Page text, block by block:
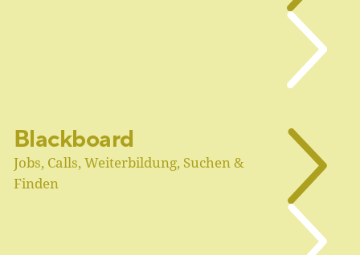
Blackboard
Jobs, Calls, Weiterbildung, Suchen &
Finden